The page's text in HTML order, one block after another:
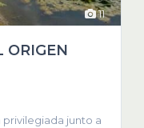
11
ORIGEN
junto a